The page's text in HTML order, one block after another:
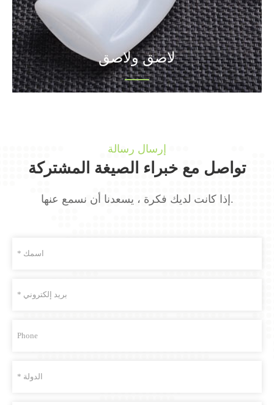
لاصق ولاصق
إرسال رسالة
تواصل مع خبراء الصيغة المشتركة
إذا كانت لديك فكرة ، يسعدنا أن نسمع عنها.